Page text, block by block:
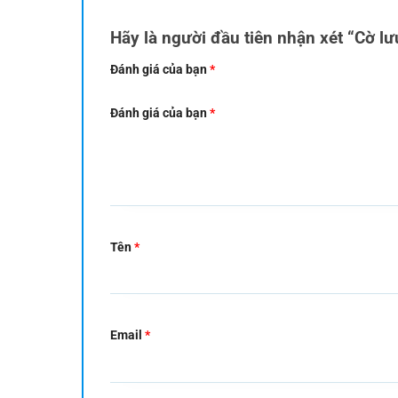
Hãy là người đầu tiên nhận xét “Cờ
Đánh giá của bạn*
Đánh giá của bạn*
Tên*
Email *